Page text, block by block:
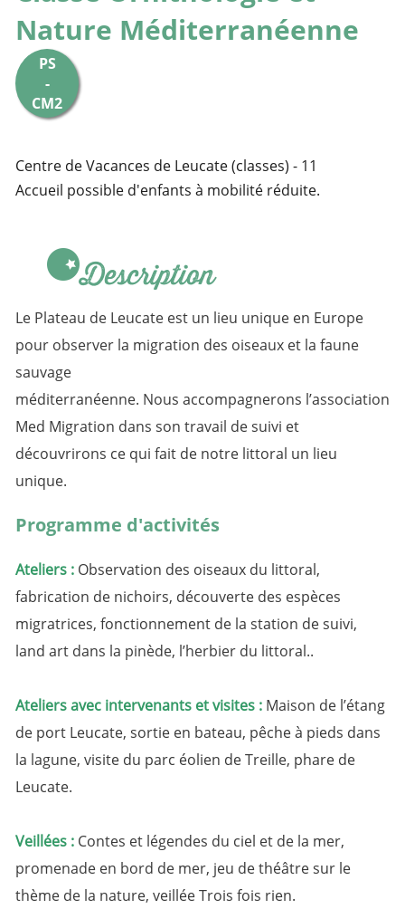
Nature Méditerranéenne
PS
-
CM2
Centre de Vacances de Leucate (classes) - 11
Accueil possible d'enfants à mobilité réduite.
Description
Le Plateau de Leucate est un lieu unique en Europe
pour observer la migration des oiseaux et la faune
sauvage
méditerranéenne. Nous accompagnerons l’association
Med Migration dans son travail de suivi et
découvrirons ce qui fait de notre littoral un lieu
unique.
Programme d'activités
Ateliers : Observation des oiseaux du littoral,
fabrication de nichoirs, découverte des espèces
migratrices, fonctionnement de la station de suivi,
land art dans la pinède, l’herbier du littoral..
Ateliers avec intervenants et visites : Maison de l’étang
de port Leucate, sortie en bateau, pêche à pieds dans
la lagune, visite du parc éolien de Treille, phare de
Leucate.
Veillées : Contes et légendes du ciel et de la mer,
promenade en bord de mer, jeu de théâtre sur le
thème de la nature, veillée Trois fois rien.